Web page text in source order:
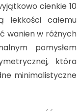
cienkie 10
lekkości całemu
wanien w różnych
pomysłem
która
minimalistyczne